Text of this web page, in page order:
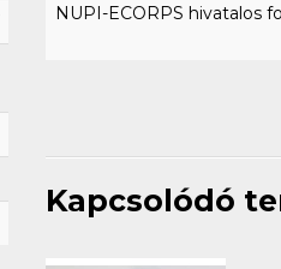
NUPI-ECORPS hivatalos
Kapcsolódó